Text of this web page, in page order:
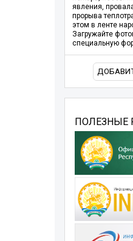
явления,
прорыва
этом в ленте
Загружайте
специальную
ПОЛЕЗНЫЕ